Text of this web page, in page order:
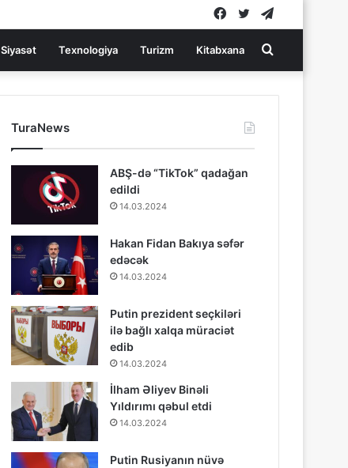
Twitter
Facebook
Siyasət Texnologiya Turizm Kitabxana Search
for
TuraNews
ABŞ-də “TikTok” qadağan
edildi
14.03.2024
Hakan Fidan Bakıya səfər
edəcək
14.03.2024
Putin prezident seçkiləri
ilə bağlı xalqa müraciət
edib
14.03.2024
İlham Əliyev Binəli
Yıldırımı qəbul etdi
14.03.2024
Putin Rusiyanın nüvə